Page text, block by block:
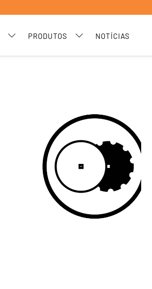
PRODUTOS NOTÍCIAS